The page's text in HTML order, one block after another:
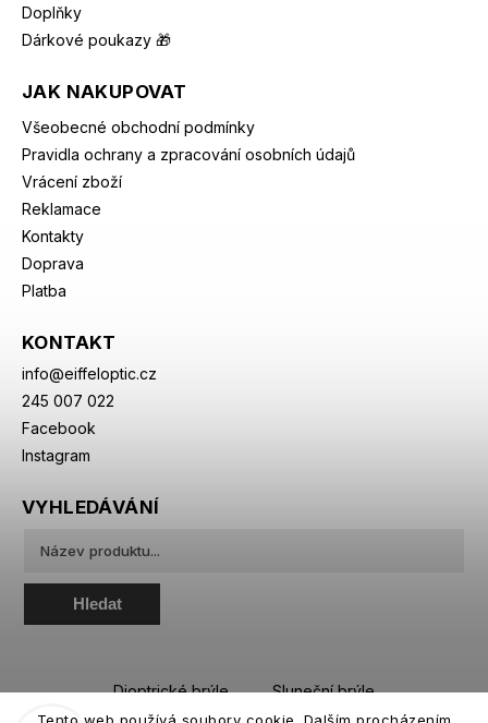
Doplňky
Dárkové poukazy 🎁
JAK NAKUPOVAT
Všeobecné obchodní podmínky
Pravidla ochrany a zpracování osobních údajů
Vrácení zboží
Reklamace
Kontakty
Doprava
Platba
KONTAKT
info@eiffeloptic.cz
245 007 022
Facebook
Instagram
VYHLEDÁVÁNÍ
Hledat
Dioptrické brýle
Sluneční brýle